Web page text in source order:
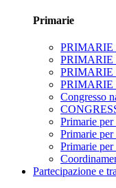
Primarie
PRIMARIE
PRIMARIE
PRIMARIE
PRIMARIE
Congresso
Primarie per
Primarie
Primarie
Partecipazione e